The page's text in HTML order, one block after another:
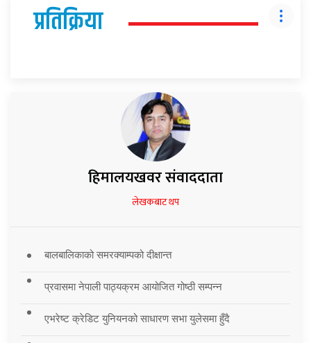
प्रतिक्रिया
हिमालयखवर संवाददाता
लेखकबाट थप
बालबालिकाको समरक्याम्पको दीक्षान्त
प्रवासमा नेपाली पाठ्यक्रम आयोजित गोष्ठी सम्पन्न
एभरेष्ट क्रेडिट युनियनको साधारण सभा युलेसमा हुँदै